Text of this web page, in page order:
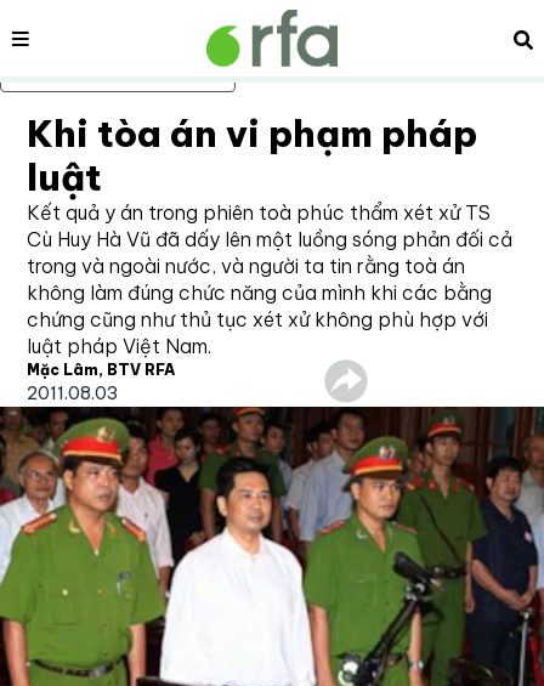
Bỏ qua nội dung chính
Nội dung
Khi tòa án vi phạm pháp
luật
Kết quả y án trong phiên toà phúc thẩm xét xử TS
Cù Huy Hà Vũ đã dấy lên một luồng sóng phản đối cả
trong và ngoài nước, và người ta tin rằng toà án
không làm đúng chức năng của mình khi các bằng
chứng cũng như thủ tục xét xử không phù hợp với
luật pháp Việt Nam.
Mặc Lâm, BTV RFA
2011.08.03